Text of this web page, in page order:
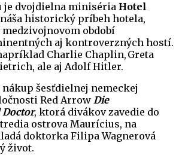
je dvojdielna miniséria Hotel
historický príbeh hotela,
medzivojnovom období
aj kontroverzných hostí.
Charlie Chaplin, Greta
ale aj Adolf Hitler.
šesťdielnej nemeckej
Red Arrow Die
, ktorá divákov zavedie do
ostrova Maurícius, na
doktorka Filipa Wagnerová
život.